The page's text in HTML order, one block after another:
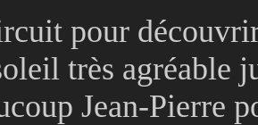
pour
très agréable
Jean-Pierre